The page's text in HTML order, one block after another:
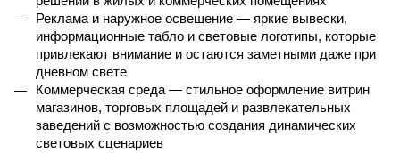
Реклама и наружное освещение — яркие вывески,
информационные табло и световые логотипы, которые
привлекают внимание и остаются заметными даже при
дневном свете
Коммерческая среда — стильное оформление витрин
магазинов, торговых площадей и развлекательных
заведений с возможностью создания динамических
световых сценариев